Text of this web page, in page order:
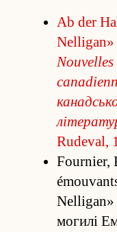
Ab der
Nelligan»
Rudeval,
Fournier,
Nelligan»
могилі